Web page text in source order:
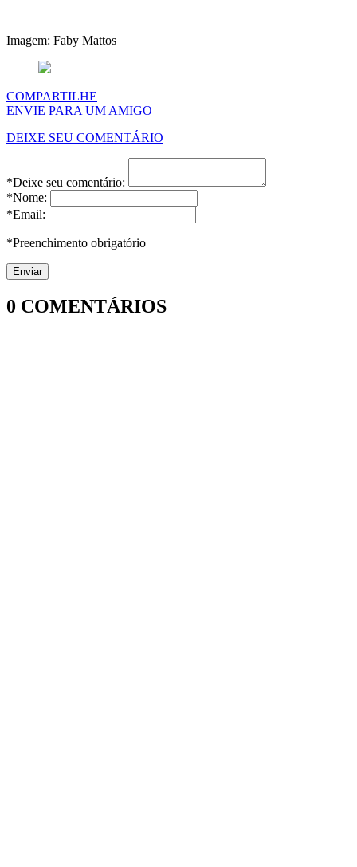
Imagem: Faby Mattos
COMPARTILHE
ENVIE PARA UM AMIGO
DEIXE SEU COMENTÁRIO
*Deixe seu comentário:
*Nome:
*Email:
*Preenchimento obrigatório
0 COMENTÁRIOS